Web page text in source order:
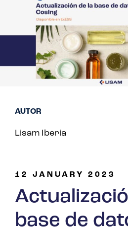
12 JANUARY 2023
base de
AUTOR
Lisam Iberia